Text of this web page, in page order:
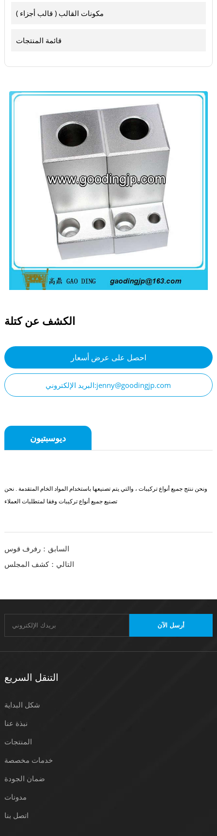
مكونات القالب ( قالب أجزاء )
قائمة المنتجات
الكشف عن كتلة
احصل على عرض أسعار
البريد الإلكتروني:jenny@goodingjp.com
ديوسبتيون
ونحن ننتج جميع أنواع تركيبات ، والتي يتم تصنيعها باستخدام المواد الخام المتقدمة . نحن
تصنيع جميع أنواع تركيبات وفقا لمتطلبات العملاء
السابق：رفرف قوس
التالي：كشف المجلس
أرسل الآن
التنقل السريع
شكل البداية
نبذة عنا
المنتجات
خدمات مخصصة
ضمان الجودة
مدونات
اتصل بنا